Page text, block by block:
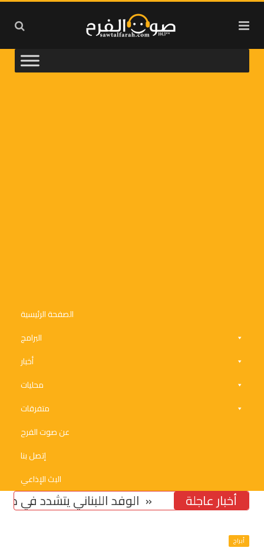
الصفحة الرئيسية
البرامج
أخبار
محليات
متفرقات
عن صوت الفرح
إتصل بنا
البث الإذاعي
أخبار عاجلة الوفد اللبناني يتشدد في تخوّف من استمرار تشدّد ومماطلة «اسرائيل»
أبراج